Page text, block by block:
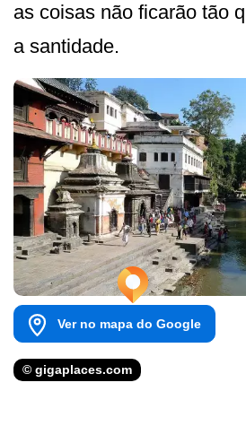
as coisas não ficarão tão
a santidade.
Ver no mapa do Google
© gigaplaces.com